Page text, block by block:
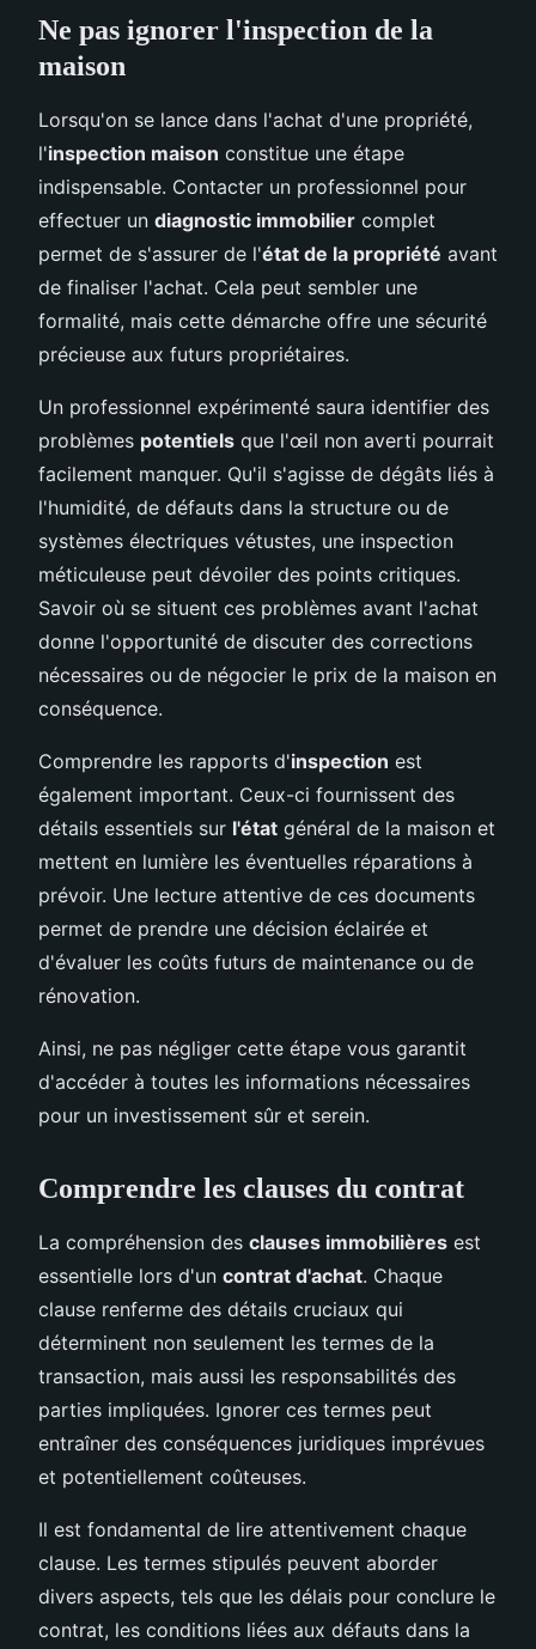
Ne pas ignorer l'inspection de la
maison
Lorsqu'on se lance dans l'achat d'une propriété,
l'inspection maison constitue une étape
indispensable. Contacter un professionnel pour
effectuer un diagnostic immobilier complet
permet de s'assurer de l'état de la propriété avant
de finaliser l'achat. Cela peut sembler une
formalité, mais cette démarche offre une sécurité
précieuse aux futurs propriétaires.
Un professionnel expérimenté saura identifier des
problèmes potentiels que l'œil non averti pourrait
facilement manquer. Qu'il s'agisse de dégâts liés à
l'humidité, de défauts dans la structure ou de
systèmes électriques vétustes, une inspection
méticuleuse peut dévoiler des points critiques.
Savoir où se situent ces problèmes avant l'achat
donne l'opportunité de discuter des corrections
nécessaires ou de négocier le prix de la maison en
conséquence.
Comprendre les rapports d'inspection est
également important. Ceux-ci fournissent des
détails essentiels sur l'état général de la maison et
mettent en lumière les éventuelles réparations à
prévoir. Une lecture attentive de ces documents
permet de prendre une décision éclairée et
d'évaluer les coûts futurs de maintenance ou de
rénovation.
Ainsi, ne pas négliger cette étape vous garantit
d'accéder à toutes les informations nécessaires
pour un investissement sûr et serein.
Comprendre les clauses du contrat
La compréhension des clauses immobilières est
essentielle lors d'un contrat d'achat. Chaque
clause renferme des détails cruciaux qui
déterminent non seulement les termes de la
transaction, mais aussi les responsabilités des
parties impliquées. Ignorer ces termes peut
entraîner des conséquences juridiques imprévues
et potentiellement coûteuses.
Il est fondamental de lire attentivement chaque
clause. Les termes stipulés peuvent aborder
divers aspects, tels que les délais pour conclure le
contrat, les conditions liées aux défauts dans la